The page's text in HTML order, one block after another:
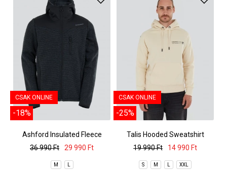
CSAK ONLINE
-18%
Ashford Insulated Fleece
Jacket
36 990 Ft 29 990 Ft
M L
CSAK ONLINE
-25%
Talis Hooded Sweatshirt
19 990 Ft
14 990 Ft
S M L XXL